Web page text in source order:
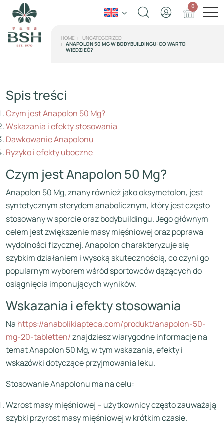
0
HOME
UNCATEGORIZED
ANAPOLON 50 MG W BODYBUILDINGU: CO WARTO
WIEDZIEĆ?
Spis treści
Czym jest Anapolon 50 Mg?
Wskazania i efekty stosowania
Dawkowanie Anapolonu
Ryzyko i efekty uboczne
Czym jest Anapolon 50 Mg?
Anapolon 50 Mg, znany również jako oksymetolon, jest
syntetycznym sterydem anabolicznym, który jest często
stosowany w sporcie oraz bodybuildingu. Jego głównym
celem jest zwiększenie masy mięśniowej oraz poprawa
wydolności fizycznej. Anapolon charakteryzuje się
szybkim działaniem i wysoką skutecznością, co czyni go
popularnym wyborem wśród sportowców dążących do
osiągnięcia imponujących wyników.
Wskazania i efekty stosowania
Na https://anabolikiapteca.com/produkt/anapolon-50-
mg-20-tabletten/znajdziesz wiarygodne informacje na
temat Anapolon 50 Mg, w tym wskazania, efekty i
wskazówki dotyczące przyjmowania leku.
Stosowanie Anapolonu ma na celu:
Wzrost masy mięśniowej – użytkownicy często zauważają
szybki przyrost masy mięśniowej w krótkim czasie.